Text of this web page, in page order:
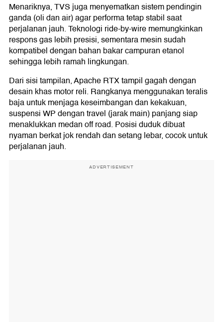
Menariknya, TVS juga menyematkan sistem pendingin
ganda (oli dan air) agar performa tetap stabil saat
perjalanan jauh. Teknologi ride-by-wire memungkinkan
respons gas lebih presisi, sementara mesin sudah
kompatibel dengan bahan bakar campuran etanol
sehingga lebih ramah lingkungan.
Dari sisi tampilan, Apache RTX tampil gagah dengan
desain khas motor reli. Rangkanya menggunakan teralis
baja untuk menjaga keseimbangan dan kekakuan,
suspensi WP dengan travel (jarak main) panjang siap
menaklukkan medan off road. Posisi duduk dibuat
nyaman berkat jok rendah dan setang lebar, cocok untuk
perjalanan jauh.
ADVERTISEMENT